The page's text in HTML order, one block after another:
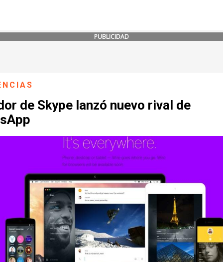
PUBLICIDAD
de Skype lanzó nuevo rival de